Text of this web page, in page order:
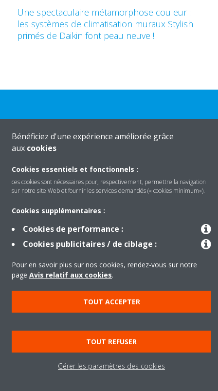
Une spectaculaire métamorphose couleur :
les systèmes de climatisation muraux Stylish
primés de Daikin font peau neuve !
Produits
Solutions
Legal notice
Cookie notice Data privacy
Bénéficiez d'une expérience améliorée grâce
aux cookies
Cookies essentiels et fonctionnels :
ces cookies sont nécessaires pour, respectivement, permettre la navigation
sur notre site Web et fournir les services demandés (« cookies minimum»).
Cookies supplémentaires :
Cookies de performance :
Cookies publicitaires / de ciblage :
Pour en savoir plus sur nos cookies, rendez-vous sur notre
page Avis relatif aux cookies.
TOUT ACCEPTER
TOUT REFUSER
Gérer les paramètres des cookies